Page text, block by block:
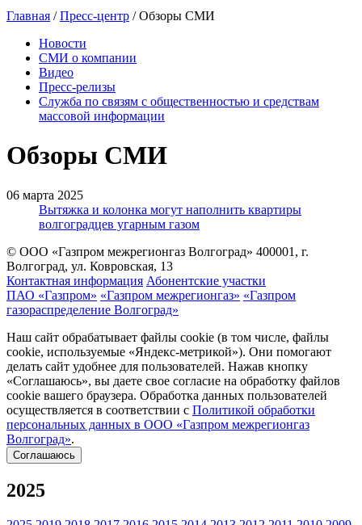
Главная /Пресс-центр / Обзоры СМИ
Новости
СМИ о компании
Видео
Пресс-релизы
Служба по связям с общественностью и средствам
массовой информации
Обзоры СМИ
06 марта 2025
Вытяжка и колонка могут наполнить квартиры
волгоградцев угарным газом
© ООО «Газпром межрегионгаз Волгоград» 400001, г.
Волгоград, ул. Ковровская, 13
Контактная информация Абонентские участки
ПАО «Газпром» «Газпром межрегионгаз» «Газпром
газораспределение Волгоград»
Наш сайт обрабатывает файлы cookie (в том числе, файлы
cookie, используемые «Яндекс-метрикой»). Они помогают
делать сайт удобнее для пользователей. Нажав кнопку
«Соглашаюсь», вы даете свое согласие на обработку файлов
cookie вашего браузера. Обработка данных пользователей
осуществляется в соответствии с Политикой обработки
персональных данных в ООО «Газпром межрегионгаз
Волгоград».
Соглашаюсь
2025